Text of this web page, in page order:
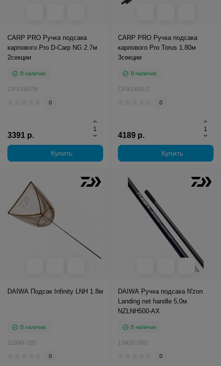
CARP PRO Ручка подсака
карпового Pro D-Carp NG 2.7м
2секции
В наличии
CPX1807N
0
3391 р.
Купить
CARP PRO Ручка подсака
карпового Pro Torus 1.80м
3секции
В наличии
CPX1805-2
0
4189 р.
Купить
DAIWA Подсак Infinity LNH 1.8м
В наличии
11990-185
0
DAIWA Ручка подсака N'zon
Landing net handle 5,0м
NZLNH500-AX
В наличии
13420-500
0